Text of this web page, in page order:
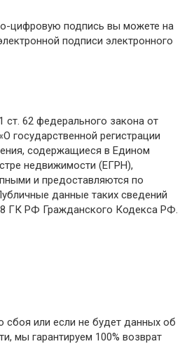
цифровую подпись вы можете на
подписи электронного
ст. 62 федерального закона от
государственной регистрации
содержащиеся в Едином
недвижимости (ЕГРН),
и предоставляются по
данные таких сведений
8 ГК РФ Гражданского Кодекса РФ.
сбоя или если не будет данных об
мы гарантируем 100% возврат